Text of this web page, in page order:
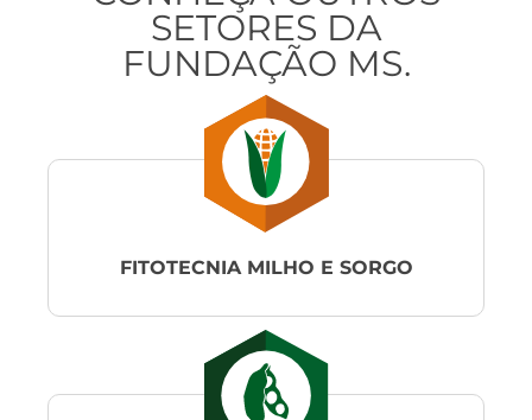
SETORES DA
FUNDAÇÃO MS.
FITOTECNIA MILHO E SORGO